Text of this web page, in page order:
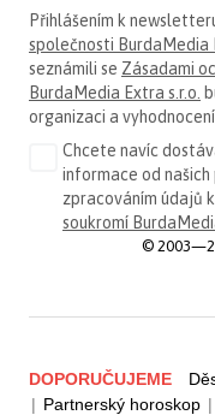
Přihlášením k
společnosti BurdaMedia
seznámili se Zásadami
BurdaMedia Extra s.r.o.
organizaci a
Chcete navíc
informace od
zpracováním údajů
soukromí
©
DOPORUČUJEME
| Partnerský horoskop |